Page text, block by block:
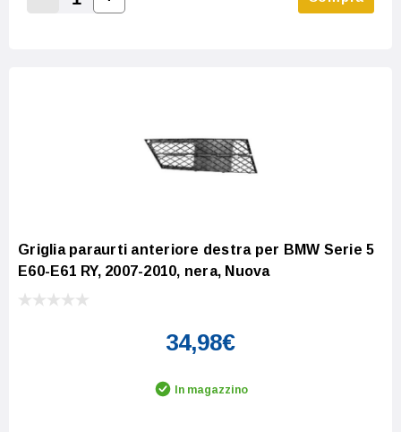
Decrease Quantity:
Increase Quantity:
Griglia paraurti anteriore destra per BMW Serie 5
E60-E61 RY, 2007-2010, nera, Nuova
34,98€
In magazzino